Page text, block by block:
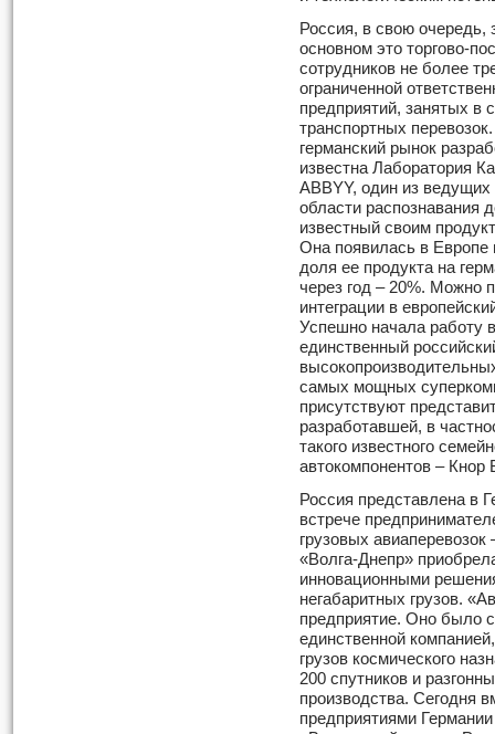
Россия, в свою очередь,
основном это торгово-
сотрудников не более
ограниченной
предприятий, занятых в
транспортных
германский рынок
известна Лаборатория
ABBYY, один из
области распознавания
известный своим
Она появилась в Европе
доля ее продукта на
через год – 20%. Можно
интеграции в
Успешно начала работу
единственный
самых мощных
присутствуют
разработавшей, в
такого известного
автокомпонентов –
Россия представлена в
встрече
грузовых
«Волга-Днепр»
инновационными
негабаритных грузов.
предприятие. Оно было
единственной
грузов космического
200 спутников и
производства. Сегодня
предприятиями